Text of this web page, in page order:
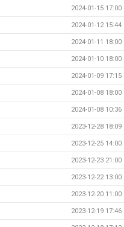
2024-01-15 17:00
2024-01-12 15:44
2024-01-11 18:00
2024-01-10 18:00
2024-01-09 17:15
2024-01-08 18:00
2024-01-08 10:36
2023-12-28 18:09
2023-12-25 14:00
2023-12-23 21:00
2023-12-22 13:00
2023-12-20 11:00
2023-12-19 17:46